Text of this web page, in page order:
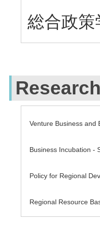
総合政
Venture Business and
Business Incubation -
Policy for Regional
Regional Resource